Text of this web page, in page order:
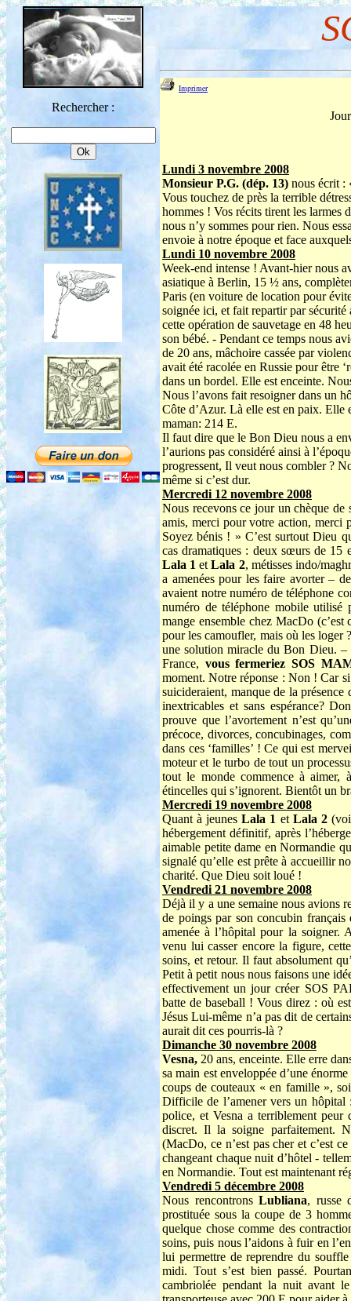
Rechercher :
Imprimer
Lundi 3 novembre 2008
Monsieur P.G. (dép. 13) nous écrit :
Vous touchez de près la terrible
hommes ! Vos récits tirent les larmes
nous n’y sommes pour rien. Nous
envoie à notre époque et face
Lundi 10 novembre 2008
Week-end intense ! Avant-hier nous
asiatique à Berlin, 15 ½ ans,
Paris (en voiture de location pour
soignée ici, et fait repartir par
cette opération de sauvetage en 48
son bébé. - Pendant ce temps nous
de 20 ans, mâchoire cassée par
avait été racolée en Russie pour être
dans un bordel. Elle est enceinte.
Nous l’avons fait resoigner dans un
Côte d’Azur. Là elle est en paix. Elle
maman: 214 E.
Il faut dire que le Bon Dieu nous a
l’aurions pas considéré ainsi à
progressent, Il veut nous combler ?
même si c’est dur.
Mercredi 12 novembre 2008
Nous recevons ce jour un chèque
amis, merci pour votre action, merci
Soyez bénis ! » C’est surtout Dieu
cas dramatiques : deux sœurs de 15
Lala 1etLala 2, métisses indo/
a amenées pour les faire avorter –
avaient notre numéro de téléphone
numéro de téléphone mobile
mange ensemble chez MacDo
pour les camoufler, mais où les loger
une solution miracle du Bon Dieu. –
France, vous fermeriez SOS
moment. Notre réponse : Non ! Car
suicideraient, manque de la
inextricables et sans espérance?
prouve que l’avortement n’est
précoce, divorces, concubinages,
dans ces ‘familles’ ! Ce qui est
moteur et le turbo de tout un
tout le monde commence à aimer,
étincelles qui s’ignorent. Bientôt un
Mercredi 19 novembre 2008
Quant à jeunesLala 1 etLala 2
hébergement définitif, après
aimable petite dame en Normandie
signalé qu’elle est prête à accueillir
charité. Que Dieu soit loué !
Vendredi 21 novembre 2008
Déjà il y a une semaine nous avions
de poings par son concubin
amenée à l’hôpital pour la soigner.
venu lui casser encore la figure,
soins, et retour. Il faut absolument
Petit à petit nous nous faisons une
effectivement un jour créer SOS
batte de baseball ! Vous direz : où
Jésus Lui-même n’a pas dit de
aurait dit ces pourris-là ?
Dimanche 30 novembre 2008
Vesna, 20 ans, enceinte. Elle erre
sa main est enveloppée d’une
coups de couteaux « en famille »,
Difficile de l’amener vers un
police, et Vesna a terriblement peur
discret. Il la soigne parfaitement.
(MacDo, ce n’est pas cher et c’est
changeant chaque nuit d’hôtel -
en Normandie. Tout est maintenant
Vendredi 5 décembre 2008
Nous rencontrons Lubliana, russe
prostituée sous la coupe de 3
quelque chose comme des
soins, puis nous l’aidons à fuir en
lui permettre de reprendre du
midi. Tout s’est bien passé.
cambriolée pendant la nuit avant